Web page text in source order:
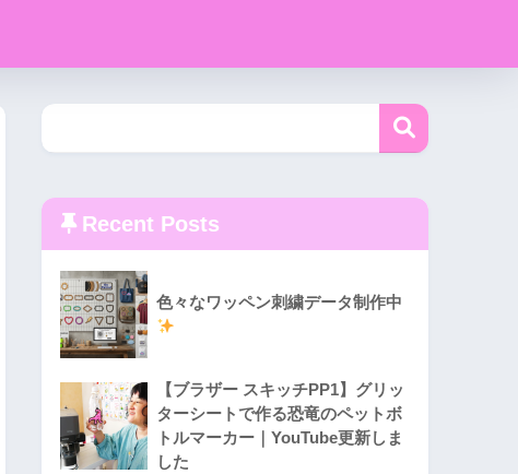
Recent Posts
色々なワッペン刺繍データ制作中
【ブラザー スキッチPP1】グリッ
ターシートで作る恐竜のペットボ
トルマーカー｜YouTube更新しま
した